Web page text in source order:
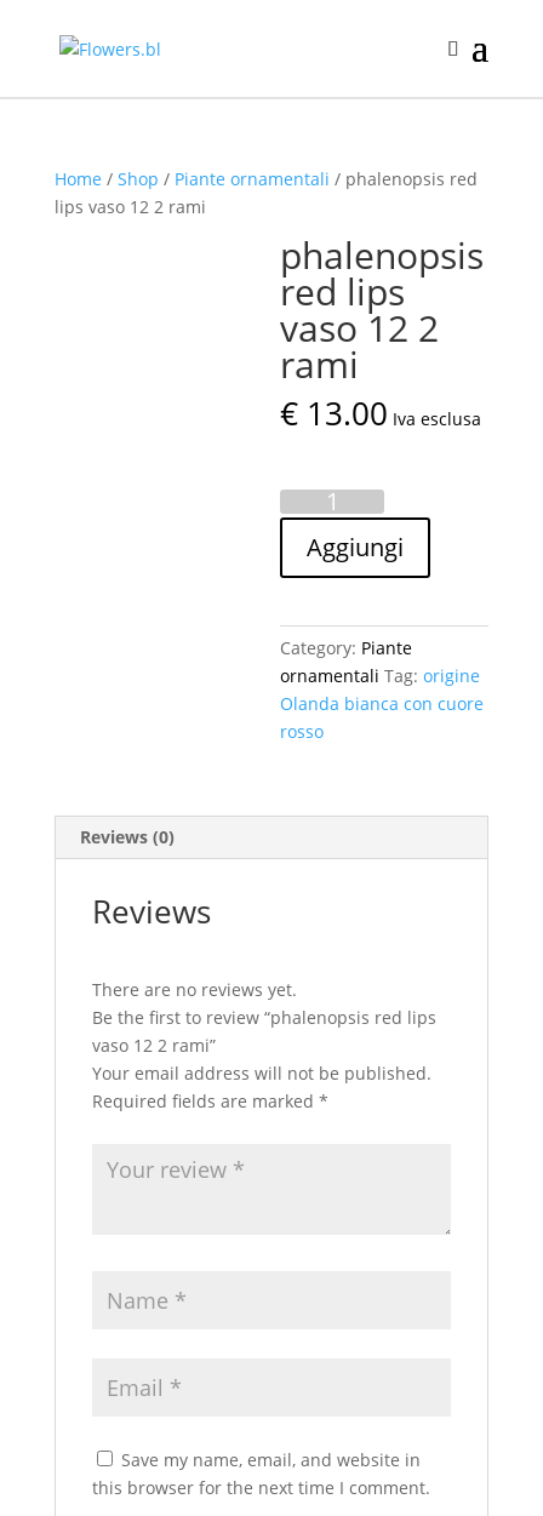
Home / Shop / Piante ornamentali / phalenopsis red
lips vaso 12 2 rami
phalenopsis
red lips
vaso 12 2
rami
€ 13.00 Iva esclusa
phalenopsis
lips
vaso
2
rami
quantity
Aggiungi
Category: Piante
ornamentali Tag:origine
Olanda bianca con cuore
rosso
Reviews (0)
Reviews
There are no reviews yet.
Be the first to review “phalenopsis red lips
vaso 12 2 rami”
Your email address will not be published.
Required fields are marked *
Save my name, email, and website in
this browser for the next time I comment.